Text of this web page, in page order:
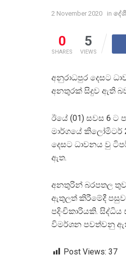
2 November 2020 in
0
SHARES
5
VIEWS
අනුරාධපුර දෙසට
අනතුරක් සිදුව ඇති
ඊයේ (01) සවස 6 ට
මාර්ගයේ කිලෝමිටර්
දෙසට ධාවනය වු
ඇත.
අනතුරින් බරපතල
ඇතුලත් කිරීමේදී
පදිංචිකාරියකි.
විමර්ශන පවත්වනු
Post Views: 37